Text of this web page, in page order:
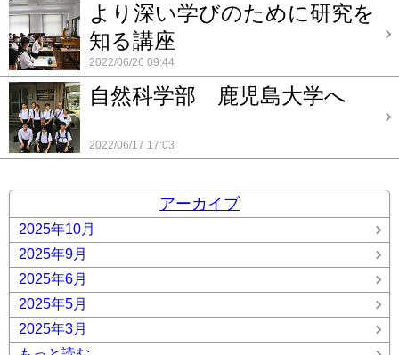
より深い学びのために研究を
知る講座
2022/06/26 09:44
自然科学部 鹿児島大学へ
2022/06/17 17:03
アーカイブ
2025年10月
2025年9月
2025年6月
2025年5月
2025年3月